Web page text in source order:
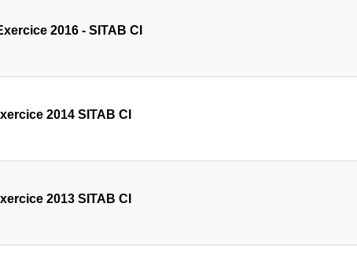
2016 - SITAB CI
2014 SITAB CI
2013 SITAB CI